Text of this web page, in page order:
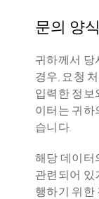
문의 양식
귀하께서 당
경우, 요청
입력한 정보
이터는 귀하
습니다.
해당 데이터
관련되어 있
행하기 위한